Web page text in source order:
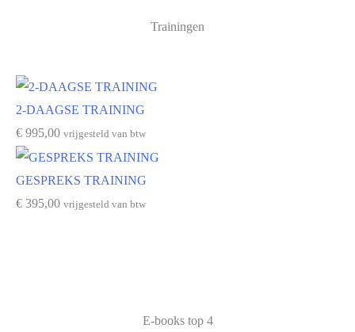
Trainingen
2-DAAGSE TRAINING
€ 995,00 vrijgesteld van btw
GESPREKS TRAINING
€ 395,00 vrijgesteld van btw
E-books top 4